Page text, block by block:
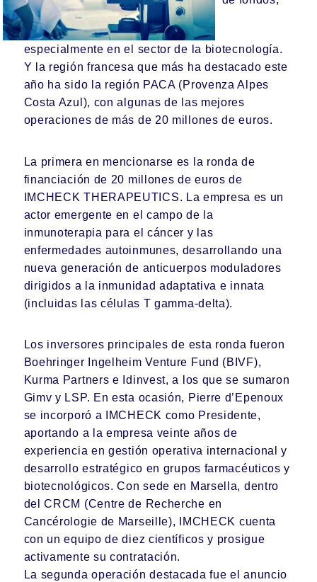
especialmente en el sector de la biotecnología.
Y la región francesa que más ha destacado este
año ha sido la región PACA (Provenza Alpes
Costa Azul), con algunas de las mejores
operaciones de más de 20 millones de euros.
La primera en mencionarse es la ronda de
financiación de 20 millones de euros de
IMCHECK THERAPEUTICS. La empresa es un
actor emergente en el campo de la
inmunoterapia para el cáncer y las
enfermedades autoinmunes, desarrollando una
nueva generación de anticuerpos moduladores
dirigidos a la inmunidad adaptativa e innata
(incluidas las células T gamma-delta).
Los inversores principales de esta ronda fueron
Boehringer Ingelheim Venture Fund (BIVF),
Kurma Partners e Idinvest, a los que se sumaron
Gimv y LSP. En esta ocasión, Pierre d’Epenoux
se incorporó a
IMCHECK como Presidente,
aportando a la empresa veinte años de
experiencia en gestión operativa internacional y
desarrollo estratégico en grupos farmacéuticos y
biotecnológicos. Con sede en Marsella, dentro
del CRCM (Centre de Recherche en
Cancérologie de Marseille),
IMCHECK cuenta
con un equipo de diez científicos y prosigue
activamente su contratación.
La segunda operación destacada fue el anuncio